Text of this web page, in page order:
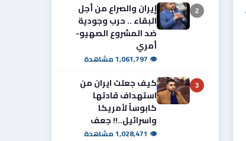
2
إيران والصراع من أجل
البقاء .. حرب وجودية
ضد المشروع الصهيو-
أمري
👁 1,061,797 مشاهدة
3
كيف جعلت ايران من
استهداف قادتها
كابوساً لأمريكا
واسرائيل..!! جعف
👁 1,028,471 مشاهدة